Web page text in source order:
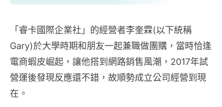
「睿卡國際企業社」的經營者李奎霖(以下統稱
Gary)於大學時期和朋友一起兼職做團購，當時恰逢
電商蝦皮崛起，讓他搭到網路銷售風潮，2017年試
營運後發現反應還不錯，故順勢成立公司經營到現
在。